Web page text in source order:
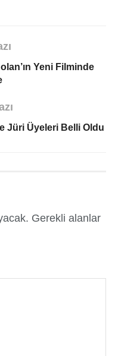
Yeni Filminde
Jüri Üyeleri Belli Oldu
Gerekli alanlar